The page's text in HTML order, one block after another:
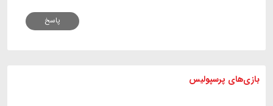
پاسخ
بازی های پرسپولیس